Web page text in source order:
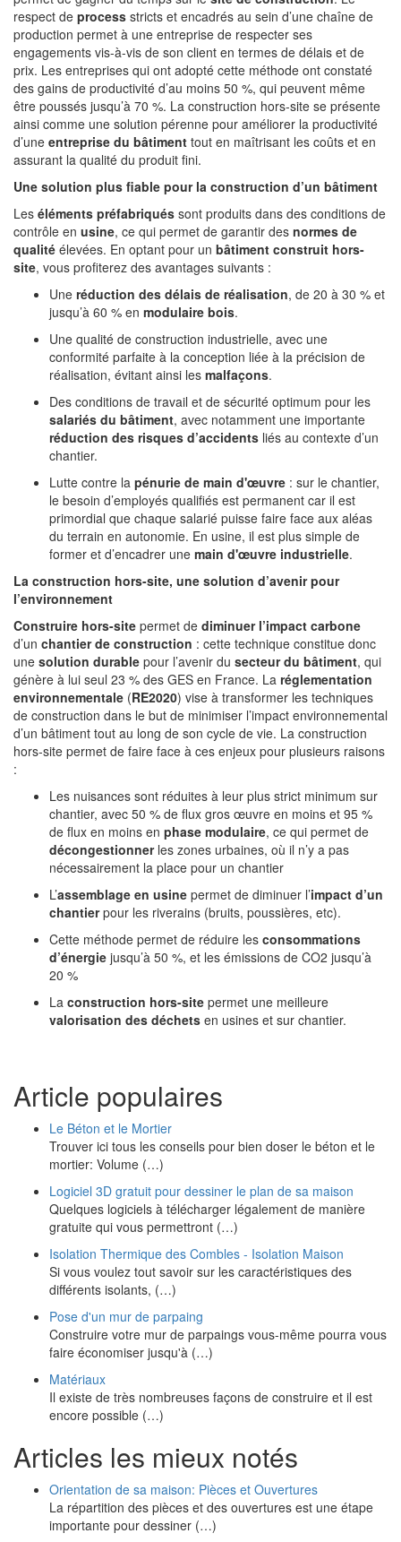
respect de process stricts et encadrés au sein d’une chaîne de
production permet à une entreprise de respecter ses
engagements vis-à-vis de son client en termes de délais et de
prix. Les entreprises qui ont adopté cette méthode ont constaté
des gains de productivité d’au moins 50 %, qui peuvent même
être poussés jusqu’à 70 %. La construction hors-site se présente
ainsi comme une solution pérenne pour améliorer la productivité
d’une entreprise du bâtiment tout en maîtrisant les coûts et en
assurant la qualité du produit fini.
Une solution plus fiable pour la construction d’un bâtiment
Les éléments préfabriqués sont produits dans des conditions de
contrôle en usine, ce qui permet de garantir des normes de
qualité élevées. En optant pour un bâtiment construit hors-
site, vous profiterez des avantages suivants :
Une réduction des délais de réalisation, de 20 à 30 % et
jusqu’à 60 % en modulaire bois.
Une qualité de construction industrielle, avec une
conformité parfaite à la conception liée à la précision de
réalisation, évitant ainsi les malfaçons.
Des conditions de travail et de sécurité optimum pour les
salariés du bâtiment, avec notamment une importante
réduction des risques d’accidents liés au contexte d’un
chantier.
Lutte contre la pénurie de main d'œuvre : sur le chantier,
le besoin d’employés qualifiés est permanent car il est
primordial que chaque salarié puisse faire face aux aléas
du terrain en autonomie. En usine, il est plus simple de
former et d’encadrer une main d'œuvre industrielle.
La construction hors-site, une solution d’avenir pour
l’environnement
Construire hors-site permet de diminuer l’impact carbone
d’un chantier de construction : cette technique constitue donc
une solution durable pour l’avenir du secteur du bâtiment, qui
génère à lui seul 23 % des GES en France. La réglementation
environnementale (RE2020) vise à transformer les techniques
de construction dans le but de minimiser l’impact environnemental
d’un bâtiment tout au long de son cycle de vie. La construction
hors-site permet de faire face à ces enjeux pour plusieurs raisons
:
Les nuisances sont réduites à leur plus strict minimum sur
chantier, avec 50 % de flux gros œuvre en moins et 95 %
de flux en moins en phase modulaire, ce qui permet de
décongestionnerles zones urbaines, où il n’y a pas
nécessairement la place pour un chantier
L’assemblage en usine permet de diminuer l’impact d’un
chantierpour les riverains (bruits, poussières, etc).
Cette méthode permet de réduire les consommations
d’énergie jusqu’à 50 %, et les émissions de CO2 jusqu’à
20 %
La construction hors-site permet une meilleure
valorisation des déchets en usines et sur chantier.
Article populaires
Le Béton et le Mortier
Trouver ici tous les conseils pour bien doser le béton et le
mortier: Volume (…)
Logiciel 3D gratuit pour dessiner le plan de sa maison
Quelques logiciels à télécharger légalement de manière
gratuite qui vous permettront (…)
Isolation Thermique des Combles - Isolation Maison
Si vous voulez tout savoir sur les caractéristiques des
différents isolants, (…)
Pose d'un mur de parpaing
Construire votre mur de parpaings vous-même pourra vous
faire économiser jusqu'à (…)
Matériaux
Il existe de très nombreuses façons de construire et il est
encore possible (…)
Articles les mieux notés
Orientation de sa maison: Pièces et Ouvertures
La répartition des pièces et des ouvertures est une étape
importante pour dessiner (…)